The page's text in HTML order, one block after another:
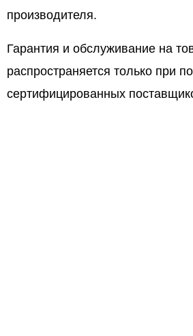
производителя.
Гарантия и обслуживание на
распространяется только при
сертифицированных